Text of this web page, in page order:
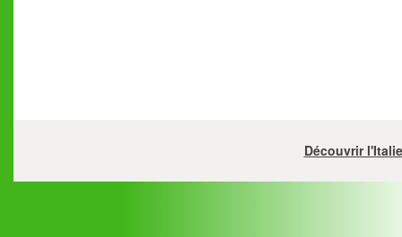
Découvrir